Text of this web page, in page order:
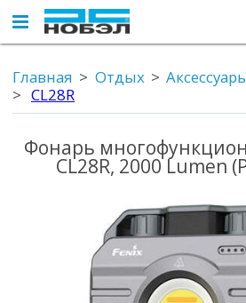
Главная Отдых
CL28R
Фонарь
CL28R, 2000 Lumen